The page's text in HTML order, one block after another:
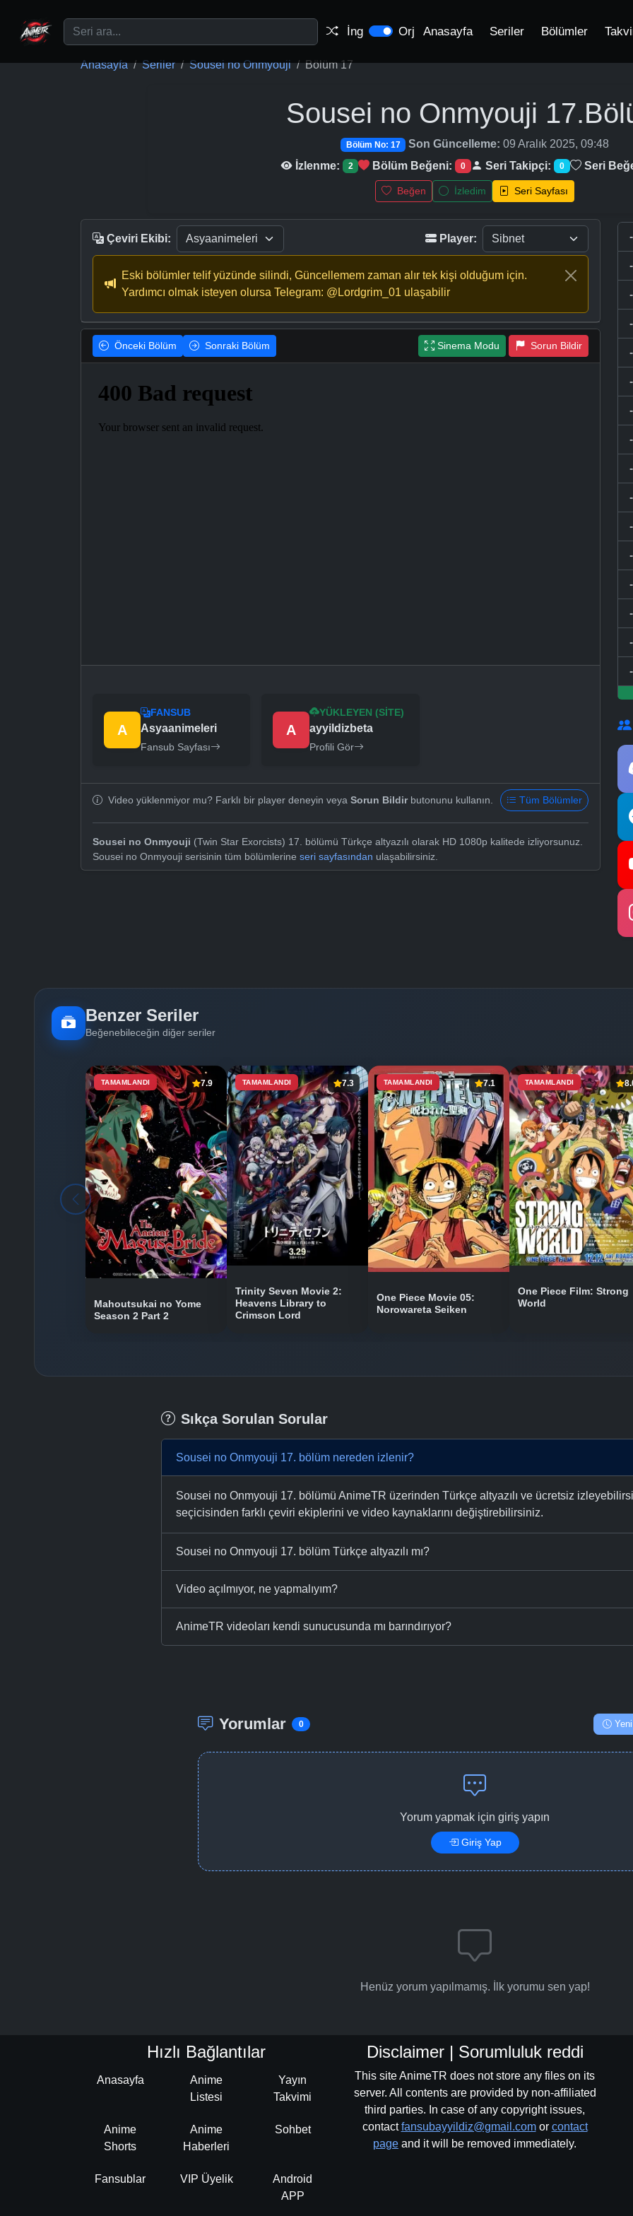
İng Orj Anasayfa Seriler Bölümler
Anasayfa Seriler Sousei no Onmyouji Bölüm 17
Sousei no Onmyouji
Bölüm No: 17 Son Güncelleme: 09 Aralık 2025, 09:48
İzlenme:
2 Bölüm Beğeni: 0 Seri Takipçi: 0 Seri
Beğen İzledim Seri Sayfası
Çeviri Ekibi: Player:
Eski bölümler telif yüzünde silindi, Güncellemem zaman alır tek kişi olduğum için.
Yardımcı olmak isteyen olursa Telegram: @Lordgrim_01 ulaşabilir
Önceki Bölüm Sonraki Bölüm Sinema Modu Sorun Bildir
A
FANSUB
Asyaanimeleri
Fansub Sayfası
A
YÜKLEYEN (SITE)
ayyildizbeta
Profili Gör
Video yüklenmiyor mu? Farklı bir player deneyin veya Sorun Bildirbutonunu kullanın. Tüm Bölümler
Sousei no Onmyouji (Twin Star Exorcists) 17. bölümü Türkçe altyazılı olarak HD 1080p kalitede izliyorsunuz.
Sousei no Onmyouji serisinin tüm bölümlerine seri sayfasından ulaşabilirsiniz.
-
-
-
-
-
-
-
-
-
-
-
-
-
-
-
-
-
-
Benzer Seriler
Beğenebileceğin diğer seriler
TAMAMLANDI 7.9
Mahoutsukai no Yome
Season 2 Part 2
TAMAMLANDI 7.3
Trinity Seven Movie 2:
Heavens Library to
Crimson Lord
TAMAMLANDI 7.1
One Piece Movie 05:
Norowareta Seiken
TAMAMLANDI
One Piece Film: Strong
World
Sıkça Sorulan Sorular
Sousei no Onmyouji 17. bölüm nereden izlenir?
Sousei no Onmyouji 17. bölümü AnimeTR üzerinden Türkçe altyazılı ve ücretsiz
seçicisinden farklı çeviri ekiplerini ve video kaynaklarını değiştirebilirsiniz.
Sousei no Onmyouji 17. bölüm Türkçe altyazılı mı?
Video açılmıyor, ne yapmalıyım?
AnimeTR videoları kendi sunucusunda mı barındırıyor?
Yorumlar 0 Yeni
Yorum yapmak için giriş yapın
Giriş Yap
Henüz yorum yapılmamış. İlk yorumu sen yap!
Hızlı Bağlantılar
Anasayfa
Anime
Listesi
Yayın
Takvimi
Anime
Shorts
Anime
Haberleri
Sohbet
Fansublar VIP Üyelik
Android
APP
Disclaimer | Sorumluluk reddi
This site AnimeTR does not store any files on its
server. All contents are provided by non-affiliated
third parties. In case of any copyright issues,
contactfansubayyildiz@gmail.comor contact
page and it will be removed immediately.